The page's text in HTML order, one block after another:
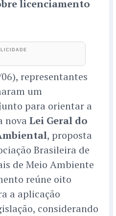
licenciamento
representantes
um
para orientar a
nova Lei Geral do
, proposta
Brasileira de
de Meio Ambiente
reúne oito
a aplicação
considerando